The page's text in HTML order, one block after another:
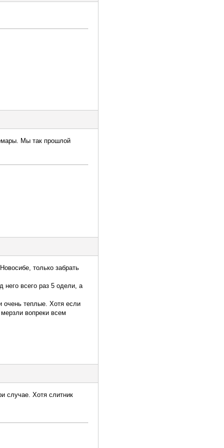
Мы так прошлой
только забрать
всего раз 5 одели, а
очень теплые. Хотя если
вопреки всем
случае. Хотя слитник